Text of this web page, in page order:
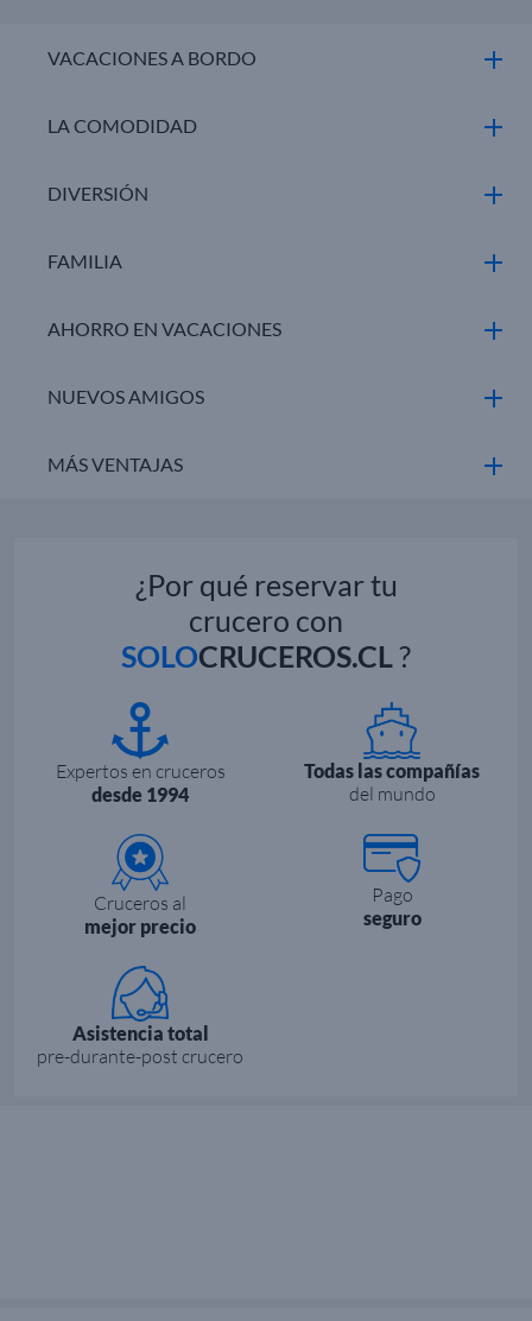
Cruceros
Cruceros
VACACIONES A BORDO
LA COMODIDAD
DIVERSIÓN
FAMILIA
AHORRO EN VACACIONES
NUEVOS AMIGOS
MÁS VENTAJAS
¿Por qué reservar tu
crucero con
SOLOCRUCEROS.CL?
Expertos en cruceros
desde 1994
Todas las compañías
del mundo
Cruceros al
mejor precio
Pago
seguro
Asistencia total
pre-durante-post crucero